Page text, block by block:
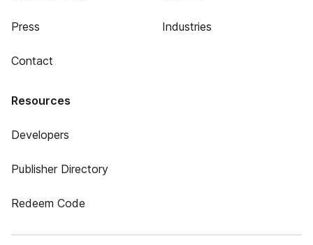
Press
Contact
Industries
Resources
Developers
Publisher Directory
Redeem Code